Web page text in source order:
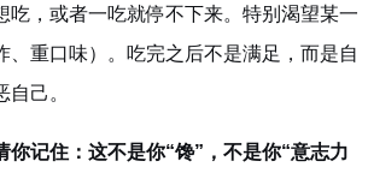
吃，或者一吃就停不下来。特别渴望某一
、重口味）。吃完之后不是满足，而是自
己。
你记住：这不是你“馋”，不是你“意志力